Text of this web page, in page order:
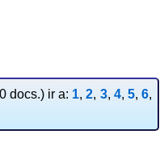
docs.) ir a: 1,2, 3, 4, 5,6,